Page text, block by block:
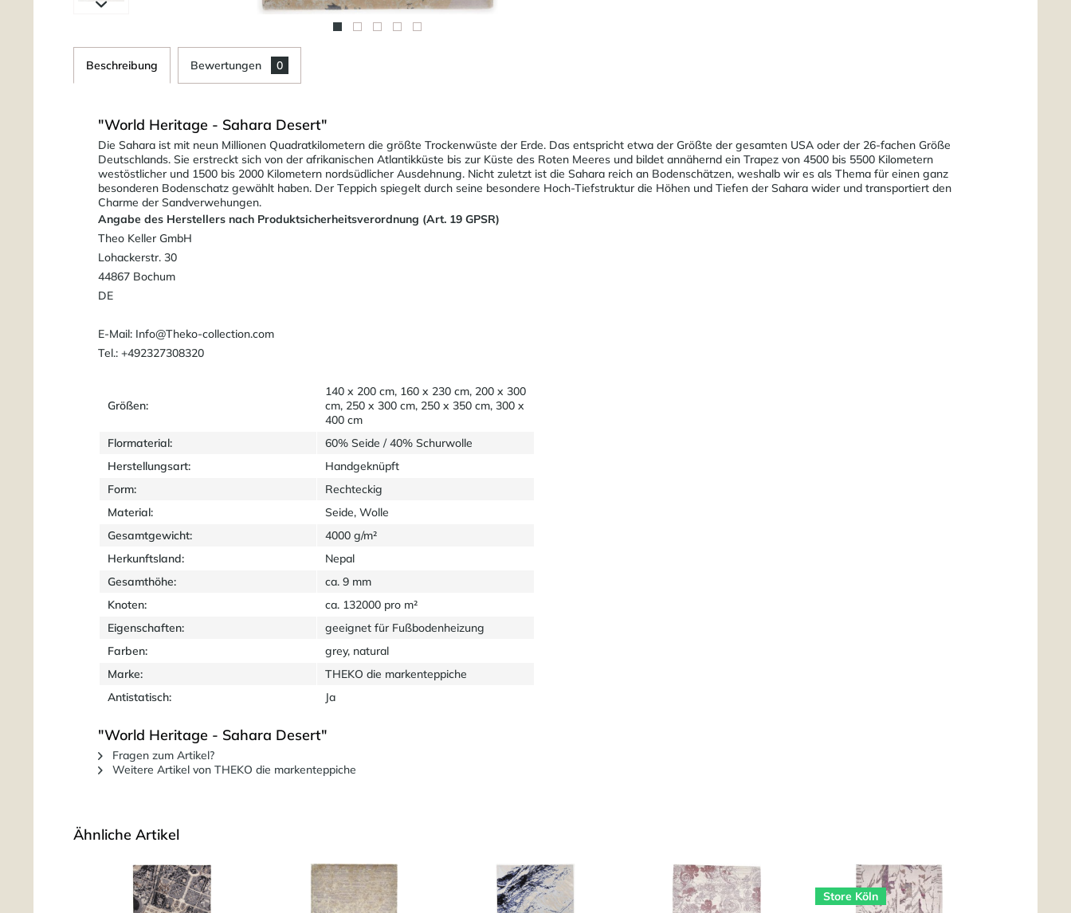
Beschreibung Bewertungen 0
"World Heritage - Sahara Desert"
Die Sahara ist mit neun Millionen Quadratkilometern die größte Trockenwüste der Erde. Das entspricht etwa der Größte der gesamten USA oder der 26-fachen Größe
Deutschlands. Sie erstreckt sich von der afrikanischen Atlantikküste bis zur Küste des Roten Meeres und bildet annähernd ein Trapez von 4500 bis 5500 Kilometern
westöstlicher und 1500 bis 2000 Kilometern nordsüdlicher Ausdehnung. Nicht zuletzt ist die Sahara reich an Bodenschätzen, weshalb wir es als Thema für einen ganz
besonderen Bodenschatz gewählt haben. Der Teppich spiegelt durch seine besondere Hoch-Tiefstruktur die Höhen und Tiefen der Sahara wider und transportiert den
Charme der Sandverwehungen.
Angabe des Herstellers nach Produktsicherheitsverordnung (Art. 19 GPSR)
Theo Keller GmbH
Lohackerstr. 30
44867 Bochum
DE
E-Mail: Info@Theko-collection.com
Tel.: +492327308320
Größen:
140 x 200 cm, 160 x 230 cm, 200 x 300
cm, 250 x 300 cm, 250 x 350 cm, 300 x
400 cm
Flormaterial:
60% Seide / 40% Schurwolle
Herstellungsart:
Handgeknüpft
Form:
Rechteckig
Material:
Seide, Wolle
Gesamtgewicht:
4000 g/m²
Herkunftsland:
Nepal
Gesamthöhe:
ca. 9 mm
Knoten:
ca. 132000 pro m²
Eigenschaften:
geeignet für Fußbodenheizung
Farben:
grey, natural
Marke:
THEKO die markenteppiche
Antistatisch:
Ja
"World Heritage - Sahara Desert"
Fragen zum Artikel?
Weitere Artikel von THEKO die markenteppiche
Ähnliche Artikel
Store Köln